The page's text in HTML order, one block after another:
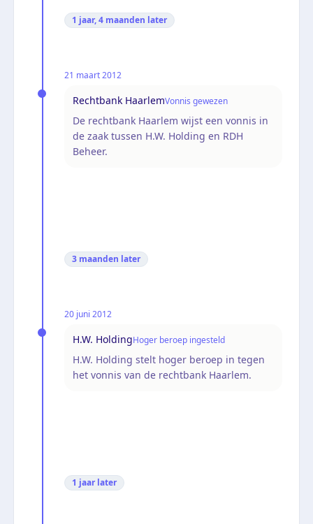
1 jaar, 4 maanden later
21 maart 2012
Rechtbank HaarlemVonnis gewezen
De rechtbank Haarlem wijst een vonnis in
de zaak tussen H.W. Holding en RDH
Beheer.
3 maanden later
20 juni 2012
H.W. HoldingHoger beroep ingesteld
H.W. Holding stelt hoger beroep in tegen
het vonnis van de rechtbank Haarlem.
1 jaar later